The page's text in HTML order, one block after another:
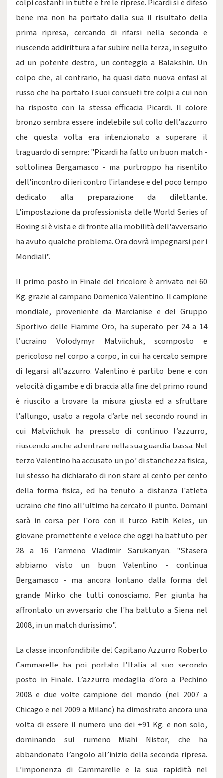
colpi costanti in tutte e tre le riprese. Picardi si è difeso
bene ma non ha portato dalla sua il risultato della
prima ripresa, cercando di rifarsi nella seconda e
riuscendo addirittura a far subire nella terza, in seguito
ad un potente destro, un conteggio a Balakshin. Un
colpo che, al contrario, ha quasi dato nuova enfasi al
russo che ha portato i suoi consueti tre colpi a cui non
ha risposto con la stessa efficacia Picardi. Il colore
bronzo sembra essere indelebile sul collo dell’azzurro
che questa volta era intenzionato a superare il
traguardo di sempre: "Picardi ha fatto un buon match -
sottolinea Bergamasco - ma purtroppo ha risentito
dell'incontro di ieri contro l'irlandese e del poco tempo
dedicato alla preparazione da dilettante.
L'impostazione da professionista delle World Series of
Boxing si è vista e di fronte alla mobilità dell'avversario
ha avuto qualche problema. Ora dovrà impegnarsi per i
Mondiali".
Il primo posto in Finale del tricolore è arrivato nei 60
Kg. grazie al campano Domenico Valentino. Il campione
mondiale, proveniente da Marcianise e del Gruppo
Sportivo delle Fiamme Oro, ha superato per 24 a 14
l’ucraino Volodymyr Matviichuk, scomposto e
pericoloso nel corpo a corpo, in cui ha cercato sempre
di legarsi all’azzurro. Valentino è partito bene e con
velocità di gambe e di braccia alla fine del primo round
è riuscito a trovare la misura giusta ed a sfruttare
l’allungo, usato a regola d’arte nel secondo round in
cui Matviichuk ha pressato di continuo l’azzurro,
riuscendo anche ad entrare nella sua guardia bassa. Nel
terzo Valentino ha accusato un po’ di stanchezza fisica,
lui stesso ha dichiarato di non stare al cento per cento
della forma fisica, ed ha tenuto a distanza l'atleta
ucraino che fino all’ultimo ha cercato il punto. Domani
sarà in corsa per l'oro con il turco Fatih Keles, un
giovane promettente e veloce che oggi ha battuto per
28 a 16 l’armeno Vladimir Sarukanyan. "Stasera
abbiamo visto un buon Valentino - continua
Bergamasco - ma ancora lontano dalla forma del
grande Mirko che tutti conosciamo. Per giunta ha
affrontato un avversario che l'ha battuto a Siena nel
2008, in un match durissimo".
La classe inconfondibile del Capitano Azzurro Roberto
Cammarelle ha poi portato l’Italia al suo secondo
posto in Finale. L’azzurro medaglia d’oro a Pechino
2008 e due volte campione del mondo (nel 2007 a
Chicago e nel 2009 a Milano) ha dimostrato ancora una
volta di essere il numero uno dei +91 Kg. e non solo,
dominando sul rumeno Miahi Nistor, che ha
abbandonato l’angolo all’inizio della seconda ripresa.
L’imponenza di Cammarelle e la sua rapidità nel